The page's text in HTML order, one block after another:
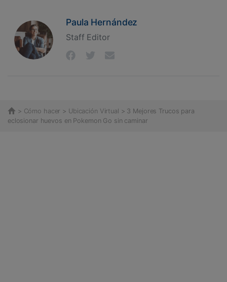
Paula Hernández
Staff Editor
> Cómo hacer > Ubicación Virtual > 3 Mejores Trucos para
eclosionar huevos en Pokemon Go sin caminar